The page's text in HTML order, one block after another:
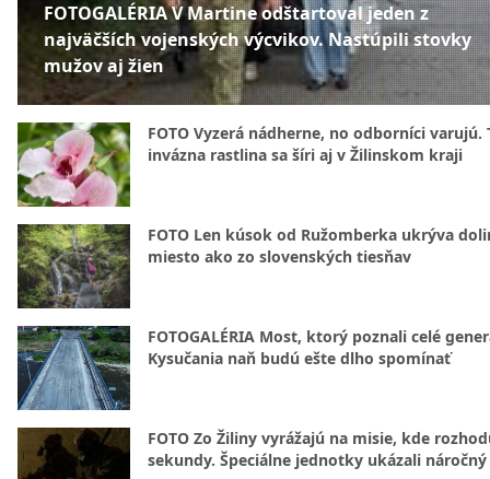
FOTOGALÉRIA V Martine odštartoval jeden z
najväčších vojenských výcvikov. Nastúpili stovky
mužov aj žien
FOTO Vyzerá nádherne, no odborníci varujú.
invázna rastlina sa šíri aj v Žilinskom kraji
FOTO Len kúsok od Ružomberka ukrýva
miesto ako zo slovenských tiesňav
FOTOGALÉRIA Most, ktorý poznali celé
Kysučania naň budú ešte dlho spomínať
FOTO Zo Žiliny vyrážajú na misie, kde
sekundy. Špeciálne jednotky ukázali